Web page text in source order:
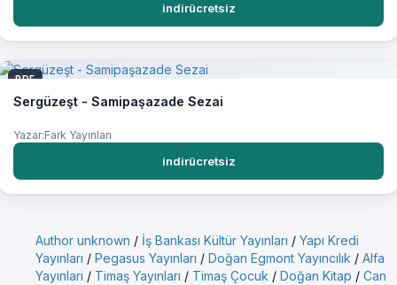
indirücretsiz
PDF
Sergüzeşt - Samipaşazade Sezai
Yazar:Fark Yayınları
indirücretsiz
Author unknown / İş Bankası Kültür Yayınları / Yapı Kredi
Yayınları / Pegasus Yayınları / Doğan Egmont Yayıncılık / Alfa
Yayınları / Timaş Yayınları / Timaş Çocuk / Doğan Kitap / Can